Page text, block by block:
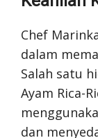
Chef
dalam
Salah satu
Ayam Rica-
dan